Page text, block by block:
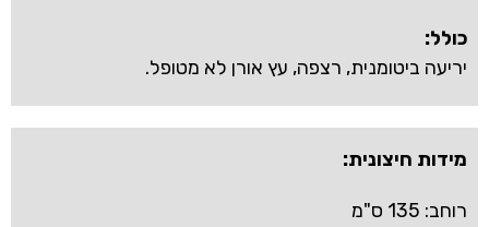
כולל:
יריעה ביטומנית, רצפה, עץ אורן לא מטופל.
מידות חיצונית:
רוחב: 135 ס"מ